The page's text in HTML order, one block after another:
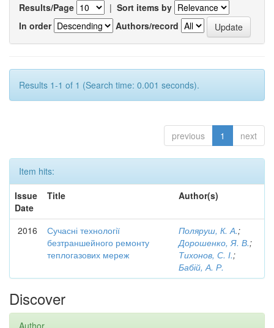
Results/Page | Sort items by
In order
Authors/record
Results 1-1 of 1 (Search time: 0.001 seconds).
previous 1 next
Item hits:
Issue
Date
Title Author(s)
2016
Сучасні технології
безтраншейного ремонту
теплогазових мереж
Поляруш, К. А.;
Дорошенко, Я. В.;
Тихонов, С. І.;
Бабій, А. Р.
Discover
Author